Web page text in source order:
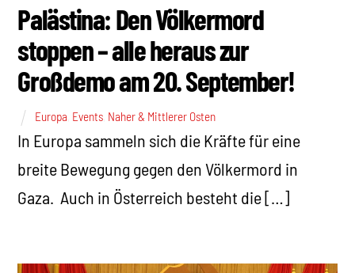
Palästina: Den Völkermord
stoppen – alle heraus zur
Großdemo am 20. September!
Europa Events Naher & Mittlerer Osten
In Europa sammeln sich die Kräfte für eine
breite Bewegung gegen den Völkermord in
Gaza. Auch in Österreich besteht die […]